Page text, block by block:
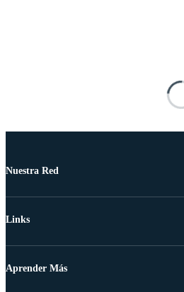
Nuestra Red
Links
Aprender Más